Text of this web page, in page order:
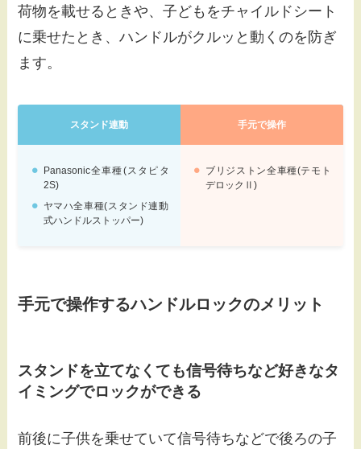
荷物を載せるときや、子どもをチャイルドシート
に乗せたとき、ハンドルがクルッと動くのを防ぎ
ます。
スタンド連動 手元で操作
Panasonic全車種(スタピタ
2S)
ヤマハ全車種(スタンド連動
式ハンドルストッパー)
ブリジストン全車種(テモト
デロックⅡ)
手元で操作するハンドルロックのメリット
スタンドを立てなくても信号待ちなど好きなタ
イミングでロックができる
前後に子供を乗せていて信号待ちなどで後ろの子